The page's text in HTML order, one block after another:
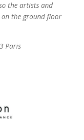
the artists and
the ground floor
Paris